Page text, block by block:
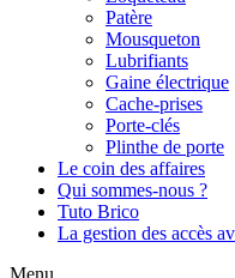
Patère
Mousqueton
Lubrifiants
Gaine électrique
Cache-prises
Porte-clés
Plinthe de porte
Le coin des affaires
Qui sommes-nous ?
Tuto Brico
La gestion des accès
Menu